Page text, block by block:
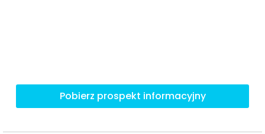
Pobierz prospekt informacyjny